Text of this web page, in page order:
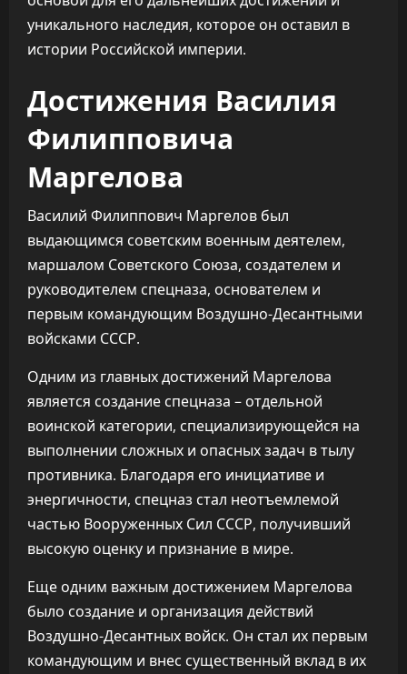
уникального наследия, которое он оставил в
истории Российской империи.
Достижения Василия
Филипповича
Маргелова
Василий Филиппович Маргелов был
выдающимся советским военным деятелем,
маршалом Советского Союза, создателем и
руководителем спецназа, основателем и
первым командующим Воздушно-Десантными
войсками СССР.
Одним из главных достижений Маргелова
является создание спецназа – отдельной
воинской категории, специализирующейся на
выполнении сложных и опасных задач в тылу
противника. Благодаря его инициативе и
энергичности, спецназ стал неотъемлемой
частью Вооруженных Сил СССР, получивший
высокую оценку и признание в мире.
Еще одним важным достижением Маргелова
было создание и организация действий
Воздушно-Десантных войск. Он стал их первым
командующим и внес существенный вклад в их